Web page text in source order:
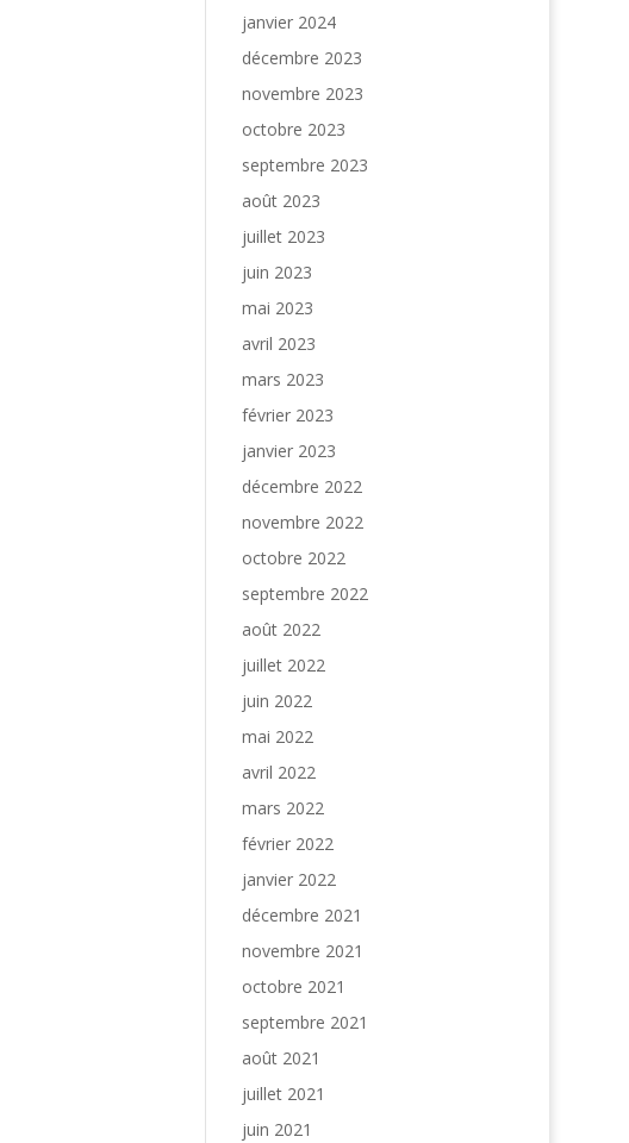
janvier 2024
décembre 2023
novembre 2023
octobre 2023
septembre 2023
août 2023
juillet 2023
juin 2023
mai 2023
avril 2023
mars 2023
février 2023
janvier 2023
décembre 2022
novembre 2022
octobre 2022
septembre 2022
août 2022
juillet 2022
juin 2022
mai 2022
avril 2022
mars 2022
février 2022
janvier 2022
décembre 2021
novembre 2021
octobre 2021
septembre 2021
août 2021
juillet 2021
juin 2021